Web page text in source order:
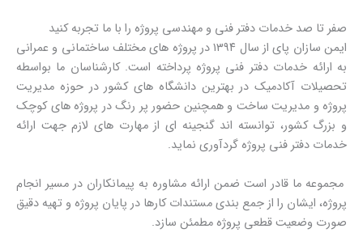
صفر تا صد خدمات دفتر فنی و مهندسی پروژه را با ما تجربه کنید
ایمن سازان پای از سال ۱۳۹۴ در پروژه های مختلف ساختمانی و عمرانی
به ارائه خدمات دفتر فنی پروژه پرداخته است. کارشناسان ما بواسطه
تحصیلات آکادمیک در بهترین دانشگاه های کشور در حوزه مدیریت
پروژه و مدیریت ساخت و همچنین حضور پر رنگ در پروژه های کوچک
و بزرگ کشور، توانسته اند گنجینه ای از مهارت های لازم جهت ارائه
خدمات دفتر فنی پروژه گردآوری نماید.
مجموعه ما قادر است ضمن ارائه مشاوره به پیمانکاران در مسیر انجام
پروژه، ایشان را از جمع بندی مستندات کارها در پایان پروژه و تهیه دقیق
صورت وضعیت قطعی پروژه مطمئن سازد.